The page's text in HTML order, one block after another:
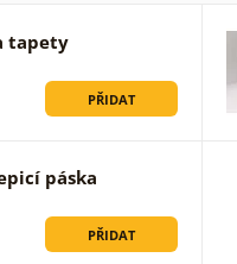
tapety
PŘIDAT
páska
PŘIDAT